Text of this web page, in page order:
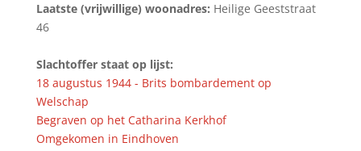
Laatste (vrijwillige) woonadres: Heilige Geeststraat
46
Slachtoffer staat op lijst:
18 augustus 1944 - Brits bombardement op
Welschap
Begraven op het Catharina Kerkhof
Omgekomen in Eindhoven